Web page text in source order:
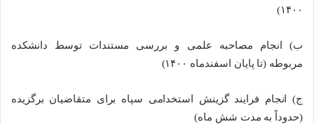
۱۴۰۰)
ب) انجام مصاحبه علمی و بررسی مستندات توسط دانشکده
مربوطه (تا پایان اسفندماه ۱۴۰۰)
ج) انجام فرایند گزینش استخدامی سپاه برای متقاضیان برگزیده
(حدوداً به مدت شش ماه)